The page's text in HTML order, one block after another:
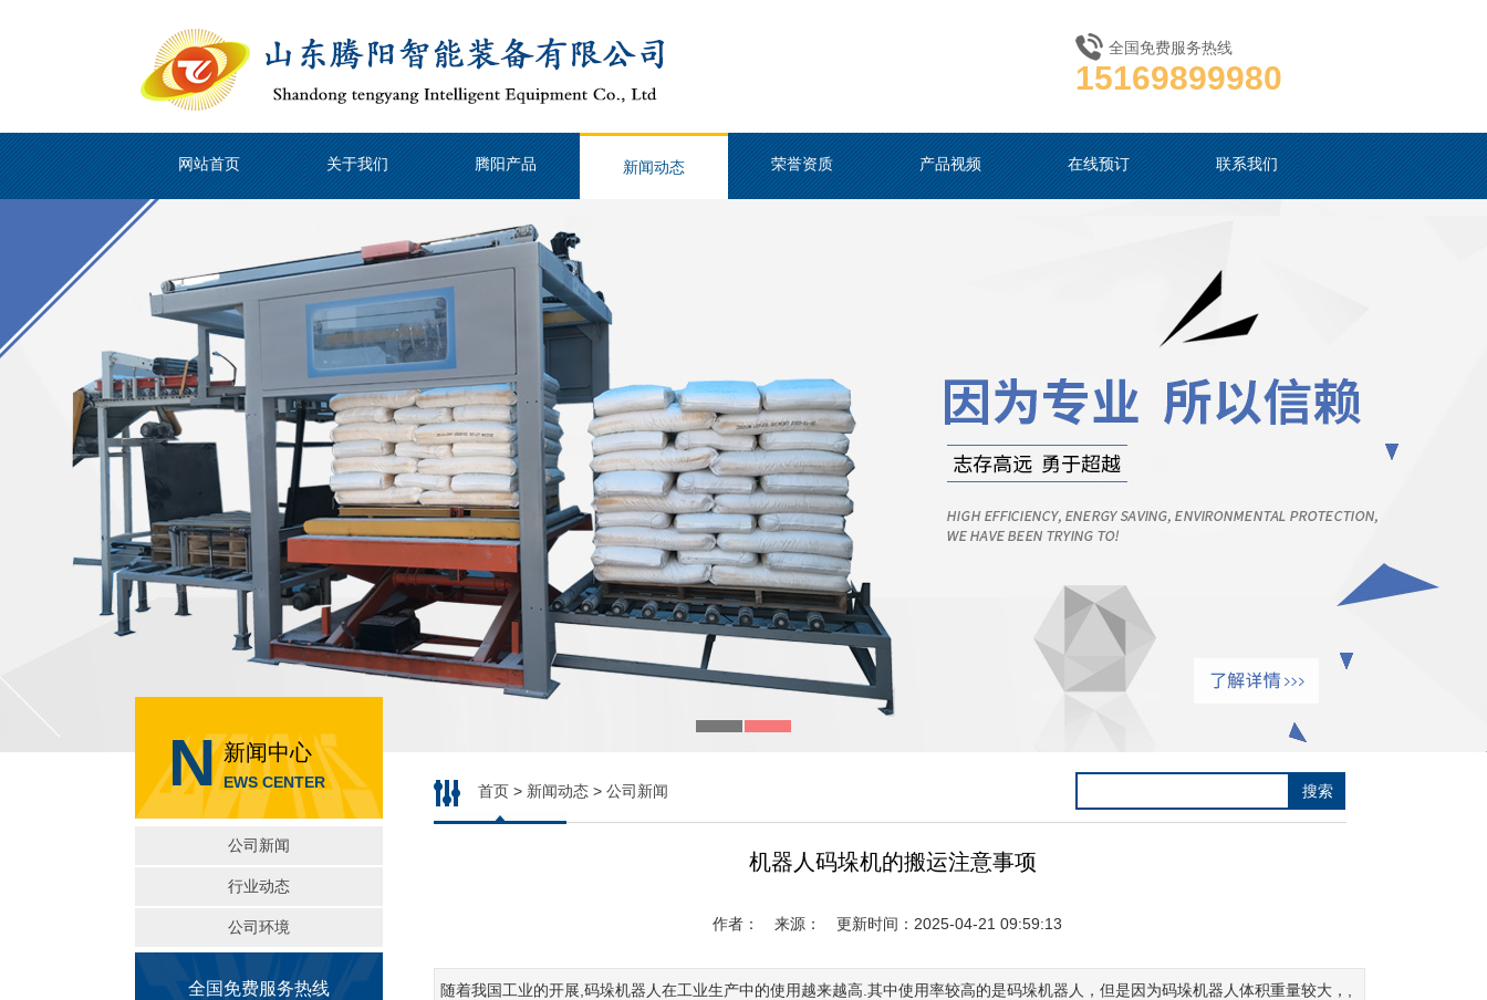
全国免费服务热线
15169899980
网站首页 关于我们 腾阳产品 新闻动态 荣誉资质 产品视频 在线预订 联系我们
N 新闻中心
EWS CENTER
公司新闻
行业动态
公司环境
全国免费服务热线
首页 > 新闻动态 > 公司新闻
机器人码垛机的搬运注意事项
作者： 来源： 更新时间：2025-04-21 09:59:13
随着我国工业的开展,码垛机器人在工业生产中的使用越来越高.其中使用率较高的是码垛机器人，但是因为码垛机器人体积重量较大，,